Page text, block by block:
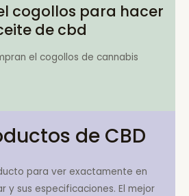
cogollos para hacer
de cbd
el cogollos de cannabis
de CBD
para ver exactamente en
y sus especificaciones. El mejor